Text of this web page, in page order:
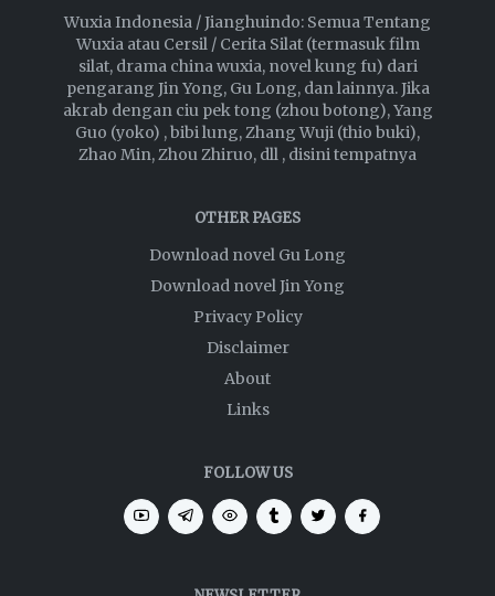
Wuxia Indonesia / Jianghuindo: Semua Tentang
Wuxia atau Cersil / Cerita Silat (termasuk film
silat, drama china wuxia, novel kung fu) dari
pengarang Jin Yong, Gu Long, dan lainnya. Jika
akrab dengan ciu pek tong (zhou botong), Yang
Guo (yoko) , bibi lung, Zhang Wuji (thio buki),
Zhao Min, Zhou Zhiruo, dll , disini tempatnya
OTHER PAGES
Download novel Gu Long
Download novel Jin Yong
Privacy Policy
Disclaimer
About
Links
FOLLOW US